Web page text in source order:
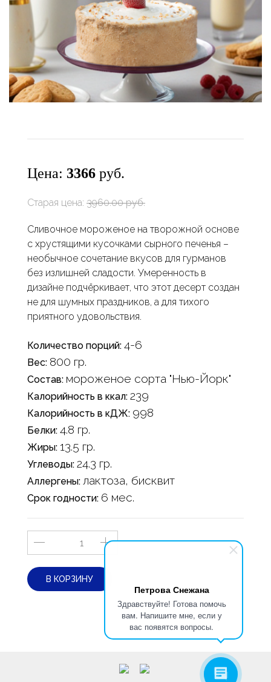
Петрова Снежана
Здравствуйте! Готова помочь
вам. Напишите мне, если у
вас появятся вопросы.
Цена: 3366 руб.
Старая цена: 3960.00 руб.
Сливочное мороженое на творожной основе
с хрустящими кусочками сырного печенья –
необычное сочетание вкусов для гурманов
без излишней сладости. Умеренность в
дизайне подчёркивает, что этот десерт создан
не для шумных праздников, а для тихого
приятного удовольствия.
Количество порций: 4-6
Вес: 800 гр.
Состав: мороженое сорта "Нью-Йорк"
Калорийность в ккал: 239
Калорийность в кДЖ: 998
Белки: 4.8 гр.
Жиры: 13.5 гр.
Углеводы: 24.3 гр.
Аллергены: лактоза, бисквит
Срок годности: 6 мес.
В КОРЗИНУ